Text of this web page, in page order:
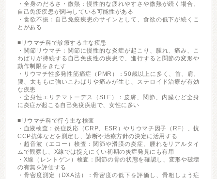
・全身のだるさ・微熱：慢性的な疲れやすさや微熱が続く場合、
自己免疫疾患が関与している可能性がある
・食欲不振：自己免疫疾患のサインとして、食欲の低下が続くこ
とがある
■リウマチ科で診療する主な疾患
・関節リウマチ：関節に慢性的な炎症が起こり、腫れ、痛み、こ
わばりが持続する自己免疫性の疾患で、進行すると関節の変形や
動作制限をきたす
・リウマチ性多発性筋痛症（PMR）：50歳以上に多く、首、肩、
腰、太ももに強いこわばりや痛みが生じ、ステロイド治療が有効
な疾患
・全身性エリテマトーデス（SLE）：皮膚、関節、内臓など全身
に炎症が起こる自己免疫疾患で、女性に多い
■リウマチ科で行う主な検査
・血液検査：炎症反応（CRP、ESR）やリウマチ因子（RF）、抗
CCP抗体などを測定し、診断や治療方針の決定に活用する
・超音波（エコー）検査：関節や滑膜の炎症、腫れをリアルタイ
ムで観察し、X線では捉えにくい初期の炎症発見にも有用
・X線（レントゲン）検査：関節の骨の状態を確認し、変形や破壊
の有無を評価する
・骨密度測定（DXA法）：骨密度の低下を評価し、骨粗しょう症